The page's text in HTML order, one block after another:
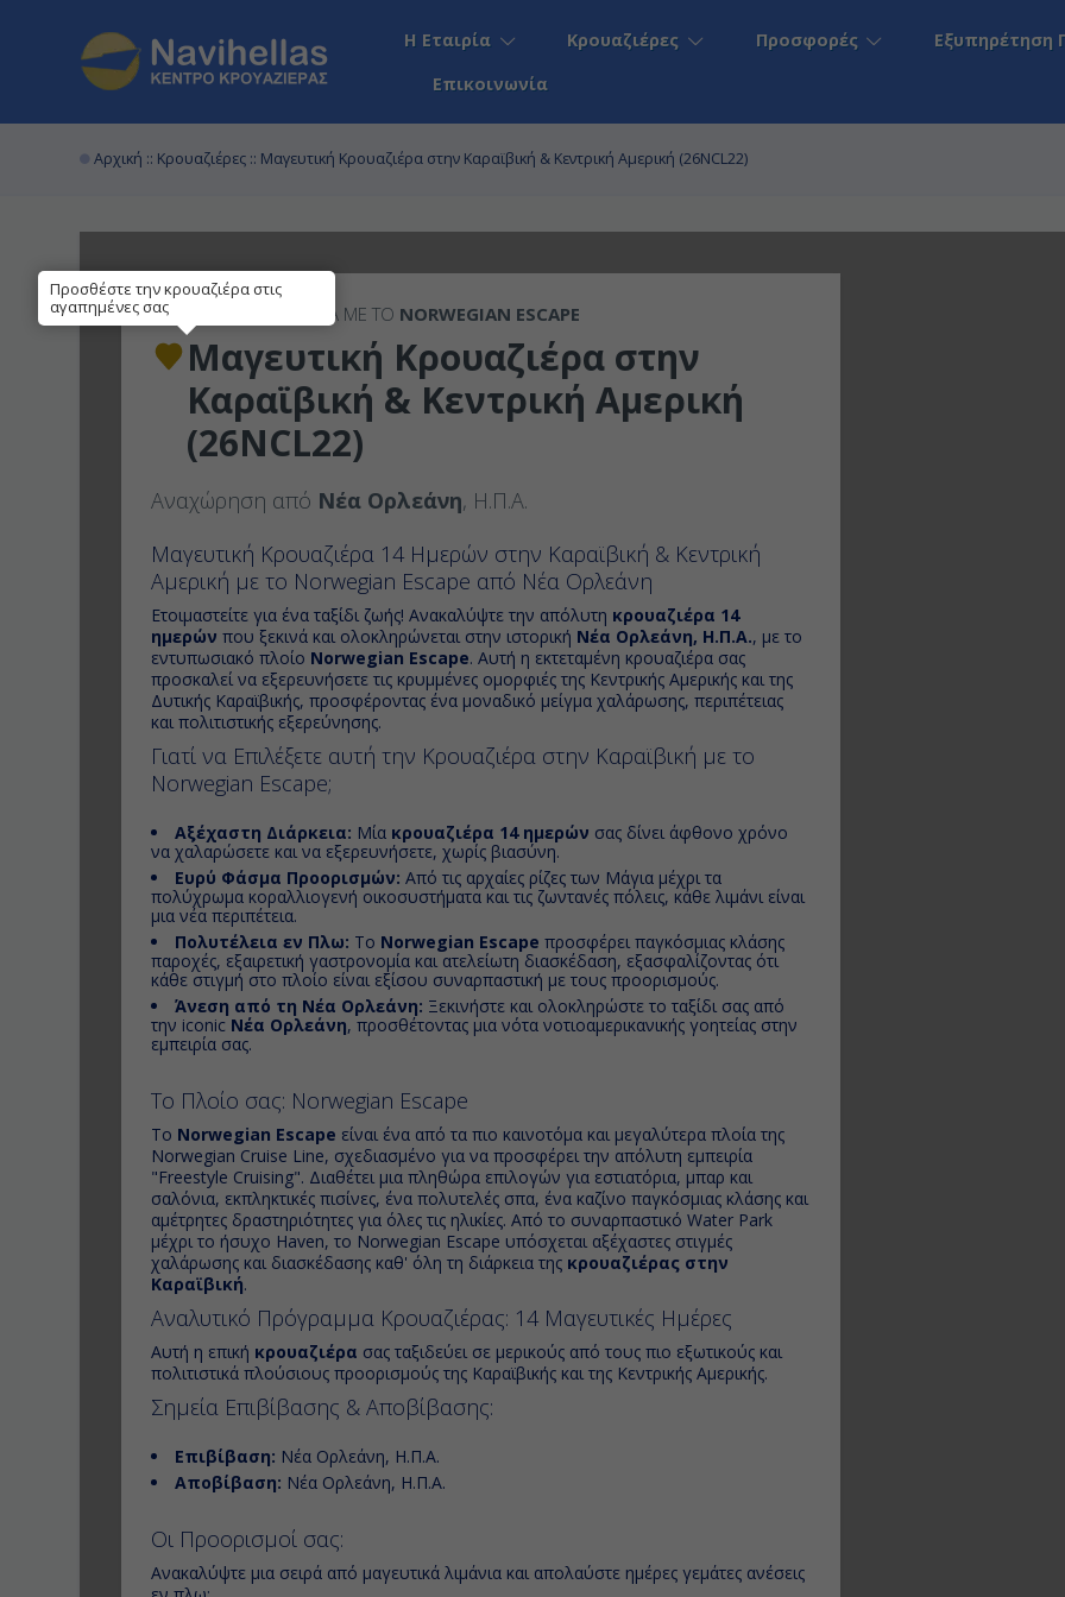
Η Εταιρία Κρουαζιέρες Προσφορές
Εξυπηρέτηση
Επικοινωνία
Αρχική :: Κρουαζιέρες :: Μαγευτική Κρουαζιέρα στην Καραϊβική & Κεντρική Αμερική (26NCL22)
14ΉΜΕΡΗ ΚΡΟΥΑΖΙΕΡΑ ΜΕ ΤΟ NORWEGIAN ESCAPE
Μαγευτική Κρουαζιέρα στην
Καραϊβική & Κεντρική Αμερική
(26NCL22)
Αναχώρηση από Νέα Ορλεάνη, Η.Π.Α.
Μαγευτική Κρουαζιέρα 14 Ημερών στην Καραϊβική & Κεντρική
Αμερική με το Norwegian Escape από Νέα Ορλεάνη
Ετοιμαστείτε για ένα ταξίδι ζωής! Ανακαλύψτε την απόλυτη κρουαζιέρα 14
ημερών που ξεκινά και ολοκληρώνεται στην ιστορική Νέα Ορλεάνη, Η.Π.Α., με το
εντυπωσιακό πλοίο Norwegian Escape. Αυτή η εκτεταμένη κρουαζιέρα σας
προσκαλεί να εξερευνήσετε τις κρυμμένες ομορφιές της Κεντρικής Αμερικής και της
Δυτικής Καραϊβικής, προσφέροντας ένα μοναδικό μείγμα χαλάρωσης, περιπέτειας
και πολιτιστικής εξερεύνησης.
Γιατί να Επιλέξετε αυτή την Κρουαζιέρα στην Καραϊβική με το
Norwegian Escape;
Αξέχαστη Διάρκεια: Μία κρουαζιέρα 14 ημερών σας δίνει άφθονο χρόνο
να χαλαρώσετε και να εξερευνήσετε, χωρίς βιασύνη.
Ευρύ Φάσμα Προορισμών: Από τις αρχαίες ρίζες των Μάγια μέχρι τα
πολύχρωμα κοραλλιογενή οικοσυστήματα και τις ζωντανές πόλεις, κάθε λιμάνι είναι
μια νέα περιπέτεια.
Πολυτέλεια εν Πλω: Το Norwegian Escape προσφέρει παγκόσμιας κλάσης
παροχές, εξαιρετική γαστρονομία και ατελείωτη διασκέδαση, εξασφαλίζοντας ότι
κάθε στιγμή στο πλοίο είναι εξίσου συναρπαστική με τους προορισμούς.
Άνεση από τη Νέα Ορλεάνη: Ξεκινήστε και ολοκληρώστε το ταξίδι σας από
την iconic Νέα Ορλεάνη, προσθέτοντας μια νότα νοτιοαμερικανικής γοητείας στην
εμπειρία σας.
Το Πλοίο σας: Norwegian Escape
Το Norwegian Escape είναι ένα από τα πιο καινοτόμα και μεγαλύτερα πλοία της
Norwegian Cruise Line, σχεδιασμένο για να προσφέρει την απόλυτη εμπειρία
"Freestyle Cruising". Διαθέτει μια πληθώρα επιλογών για εστιατόρια, μπαρ και
σαλόνια, εκπληκτικές πισίνες, ένα πολυτελές σπα, ένα καζίνο παγκόσμιας κλάσης και
αμέτρητες δραστηριότητες για όλες τις ηλικίες. Από το συναρπαστικό Water Park
μέχρι το ήσυχο Haven, το Norwegian Escape υπόσχεται αξέχαστες στιγμές
χαλάρωσης και διασκέδασης καθ' όλη τη διάρκεια της κρουαζιέρας στην
Καραϊβική.
Αναλυτικό Πρόγραμμα Κρουαζιέρας: 14 Μαγευτικές Ημέρες
Αυτή η επική κρουαζιέρα σας ταξιδεύει σε μερικούς από τους πιο εξωτικούς και
πολιτιστικά πλούσιους προορισμούς της Καραϊβικής και της Κεντρικής Αμερικής.
Σημεία Επιβίβασης & Αποβίβασης:
Επιβίβαση: Νέα Ορλεάνη, Η.Π.Α.
Αποβίβαση: Νέα Ορλεάνη, Η.Π.Α.
Οι Προορισμοί σας:
Ανακαλύψτε μια σειρά από μαγευτικά λιμάνια και απολαύστε ημέρες γεμάτες ανέσεις
Προσθέστε την κρουαζιέρα στις
αγαπημένες σας